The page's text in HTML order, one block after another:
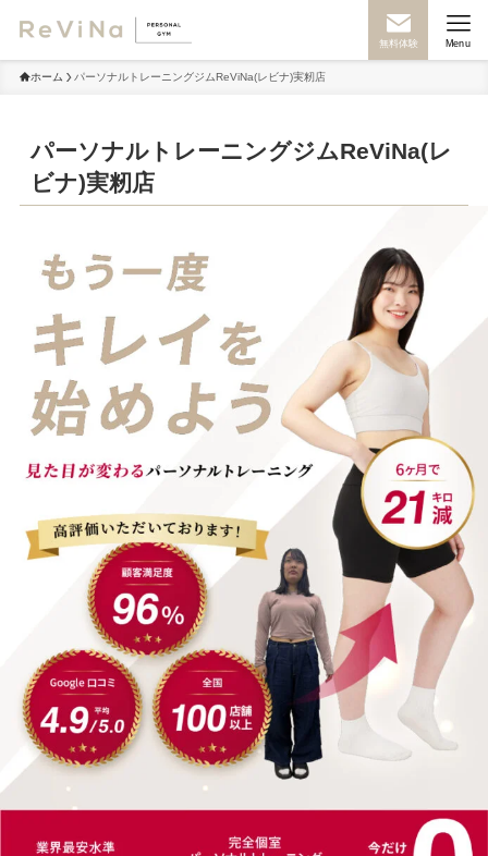
無料体験 Menu
ホーム パーソナルトレーニングジムReViNa(レビナ)実籾店
パーソナルトレーニングジムReViNa(レ
ビナ)実籾店